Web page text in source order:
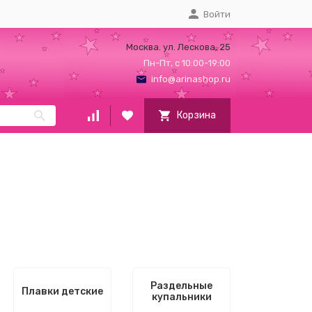
Войти
Москва. ул. Лескова, 25
Пн-Пт, с 10:00-19:00
info@arinashop.ru
Корзина
Плавки детские
Раздельные
купальники